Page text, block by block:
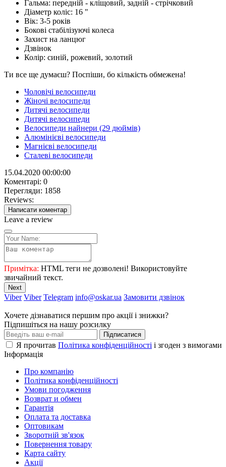
Гальма: передній - кліщовий, задній - стрічковий
Діаметр коліс: 16 "
Вік: 3-5 років
Бокові стабілізуючі колеса
Захист на ланцюг
Дзвінок
Колір: синій, рожевий, золотий
Ти все ще думаєш? Поспіши, бо кількість обмежена!
Чоловічі велосипеди
Жіночі велосипеди
Дитячі велосипеди
Дитячі велосипеди
Велосипеди найнери (29 дюймів)
Алюмінієві велосипеди
Магнієві велосипеди
Сталеві велосипеди
15.04.2020 00:00:00
Коментарі: 0
Перегляди: 1858
Reviews:
Написати коментар
Leave a review
Примітка: HTML теги не дозволені! Використовуйте
звичайний текст.
Next
Viber Viber Telegram info@oskar.ua Замовити дзвінок
Хочете дізнаватися першим про акції і знижки?
Підпишіться на нашу розсилку
Підписатися
Я прочитав Політика конфіденційності і згоден з вимогами
Інформація
Про компанію
Політика конфіденційності
Умови погодження
Возврат и обмен
Гарантія
Оплата та доставка
Оптовикам
Зворотній зв'язок
Повернення товару
Карта сайту
Акції